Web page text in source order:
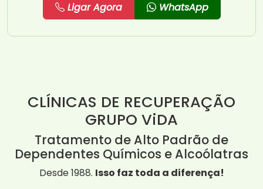
Ligar Agora WhatsApp
CLÍNICAS DE RECUPERAÇÃO
GRUPO ViDA
Tratamento de Alto Padrão de
Dependentes Químicos e Alcoólatras
Desde 1988. Isso faz toda a diferença!